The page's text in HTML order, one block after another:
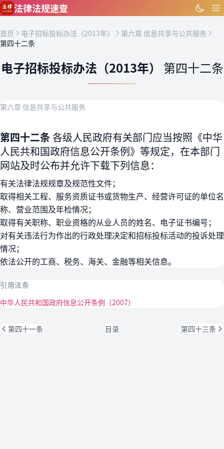
跳到主要内容
法律法规速查
首页 电子招标投标办法（2013年）
第六章 信息共享与公共服务
第四十二条
电子招标投标办法（2013年） 第四十二条
第六章 信息共享与公共服务
第四十二条各级人民政府有关部门应当按照《中华
人民共和国政府信息公开条例》等规定，在本部门
网站及时公布并允许下载下列信息：
有关法律法规规章及规范性文件；
取得相关工程、服务资质证书或货物生产、经营许可证的单位名
称、营业范围及年检情况；
取得有关职称、职业资格的从业人员的姓名、电子证书编号；
对有关违法行为作出的行政处理决定和招标投标活动的投诉处理
情况；
依法公开的工商、税务、海关、金融等相关信息。
引用法条
中华人民共和国政府信息公开条例（2007）
第四十一条 目录 第四十三条